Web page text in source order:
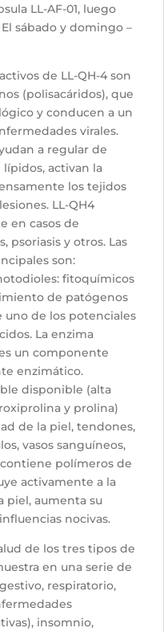
LL-AF-01, luego
sábado y domingo –
de LL-QH-4 son
(polisacáridos), que
y conducen a un
virales.
a regular de
activan la
los tejidos
LL-QH4
en casos de
psoriasis y otros. Las
son:
fitoquímicos
de patógenos
uno de los potenciales
La enzima
un componente
enzimático.
disponible (alta
y prolina)
de la piel, tendones,
vasos sanguíneos,
polímeros de
activamente a la
piel, aumenta su
nocivas.
de los tres tipos de
en una serie de
respiratorio,
insomnio,